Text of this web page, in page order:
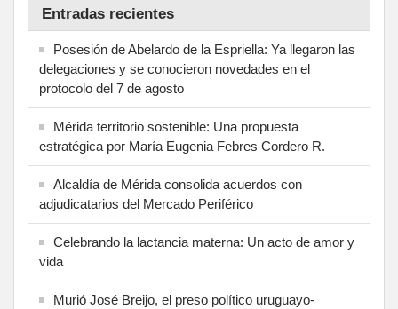
Entradas recientes
Posesión de Abelardo de la Espriella: Ya llegaron las
delegaciones y se conocieron novedades en el
protocolo del 7 de agosto
Mérida territorio sostenible: Una propuesta
estratégica por María Eugenia Febres Cordero R.
Alcaldía de Mérida consolida acuerdos con
adjudicatarios del Mercado Periférico
Celebrando la lactancia materna: Un acto de amor y
vida
Murió José Breijo, el preso político uruguayo-